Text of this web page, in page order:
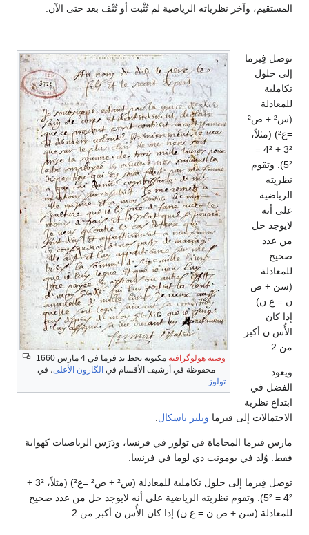
المستقيم، وآخر نظرياته الرياضية لم تُثْبت أو تُنْف بعد حتى الآن.
وصية هولوگرافية
مكتوبة بخط يد فرما في 4 مارس 1660
— محفوظة في أرشيف الأقسام في الگارون الأعلى، في
تولوز
توصل فِيرما
إلى حلول
تكاملية
للمعادلة
(س² + ص²
=ع²) (مثلاً،
3² + 4² =
5²). وتقوم
نظريته
الرياضية
على أنه
لايوجد حل
من عدد
صحيح
للمعادلة
(سن + ص
ن = ع ن)
إذا كان
الأُس ن أكبر
من 2.
ويعود
الفضل في
ابتداع نظرية
الاحتمالات إلى فيرما وبليز باسكال
مارس فيرما المحاماة في تولوز في فرنسا، ودَرَس الرياضيات كهواية
فقط. وُلد في بومونت دي لوما في فرنسا.
توصل فِيرما إلى حلول تكاملية للمعادلة (س² + ص² =ع²) (مثلاً، 3² +
4² = 5²). وتقوم نظريته الرياضية على أنه لايوجد حل من عدد صحيح
للمعادلة (سن + ص ن = ع ن) إذا كان الأُس ن أكبر من 2.